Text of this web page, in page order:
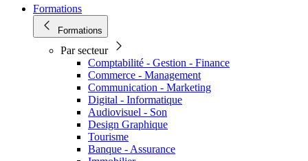
Formations
Formations
Par secteur
Comptabilité - Gestion - Finance
Commerce - Management
Communication - Marketing
Digital - Informatique
Audiovisuel - Son
Design Graphique
Tourisme
Banque - Assurance